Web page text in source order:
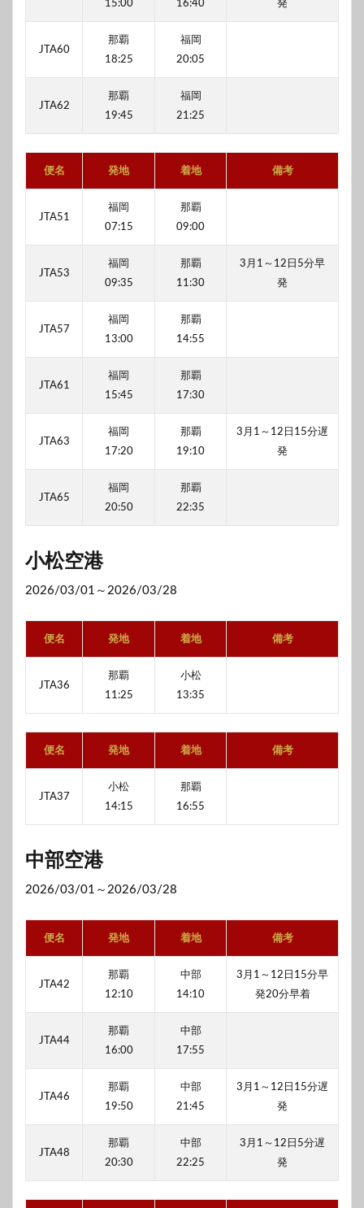
15:00 16:40 発
JTA60
那覇
18:25
福岡
20:05
JTA62
那覇
19:45
福岡
21:25
便名 発地 着地 備考
JTA51
福岡
07:15
那覇
09:00
JTA53
福岡
09:35
那覇
11:30
3月1～12日5分早
発
JTA57
福岡
13:00
那覇
14:55
JTA61
福岡
15:45
那覇
17:30
JTA63
福岡
17:20
那覇
19:10
3月1～12日15分遅
発
JTA65
福岡
20:50
那覇
22:35
小松空港
2026/03/01～2026/03/28
便名 発地 着地 備考
JTA36
那覇
11:25
小松
13:35
便名 発地 着地 備考
JTA37
小松
14:15
那覇
16:55
中部空港
2026/03/01～2026/03/28
便名 発地 着地 備考
JTA42
那覇
12:10
中部
14:10
3月1～12日15分早
発20分早着
JTA44
那覇
16:00
中部
17:55
JTA46
那覇
19:50
中部
21:45
3月1～12日15分遅
発
JTA48
那覇
20:30
中部
22:25
3月1～12日5分遅
発